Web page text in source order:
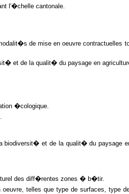
l'�chelle cantonale.
de mise en oeuvre
et de la qualit� du paysage en
�cologique.
et de la qualit� du paysage
des diff�rentes zones � b�tir.
telles que type de surfaces, type